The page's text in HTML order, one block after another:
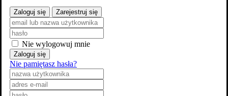
Struś Pędziwiatr i zemsta Kojota
2026
Wojownicze Żółwie Ninja: Wyjście z cienia
Zaloguj się Zarejestruj się
Nie wylogowuj mnie
Zaloguj się
Nie pamiętasz hasła?